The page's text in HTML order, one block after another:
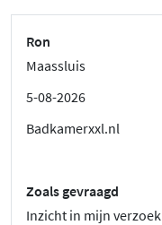
Ron
Maassluis
5-08-2026
Badkamerxxl.nl
Zoals gevraagd
Inzicht in mijn verzoek